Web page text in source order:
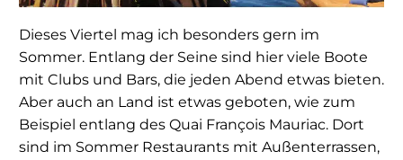
Dieses Viertel mag ich besonders gern im
Sommer. Entlang der Seine sind hier viele Boote
mit Clubs und Bars, die jeden Abend etwas bieten.
Aber auch an Land ist etwas geboten, wie zum
Beispiel entlang des Quai François Mauriac. Dort
sind im Sommer Restaurants mit Außenterrassen,